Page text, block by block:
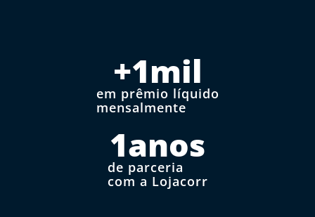
em prêmio líquido
mensalmente
+1mil
de parceria
com a Lojacorr
1anos